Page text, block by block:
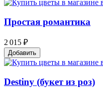
Простая романтика
2 015 ₽
Добавить
Destiny (букет из роз)